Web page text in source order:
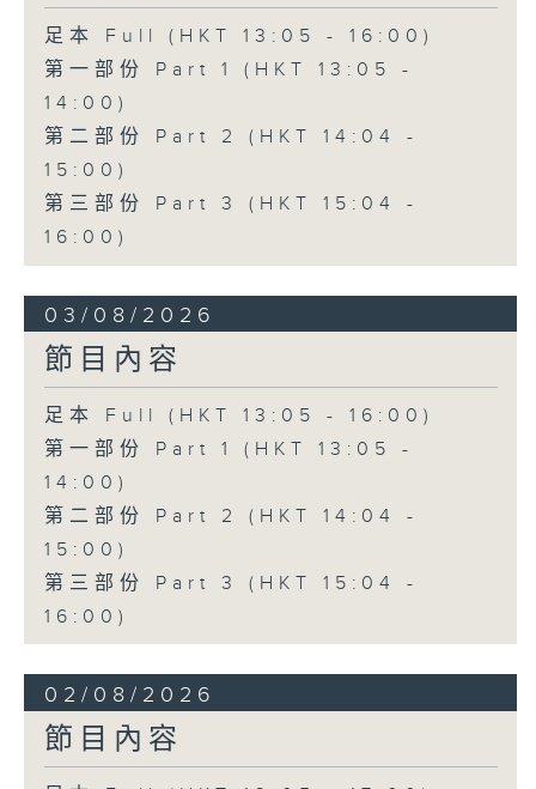
足本 Full (HKT 13:05 - 16:00)
第一部份 Part 1 (HKT 13:05 -
14:00)
第二部份 Part 2 (HKT 14:04 -
15:00)
第三部份 Part 3 (HKT 15:04 -
16:00)
03/08/2026
節目內容
足本 Full (HKT 13:05 - 16:00)
第一部份 Part 1 (HKT 13:05 -
14:00)
第二部份 Part 2 (HKT 14:04 -
15:00)
第三部份 Part 3 (HKT 15:04 -
16:00)
02/08/2026
節目內容